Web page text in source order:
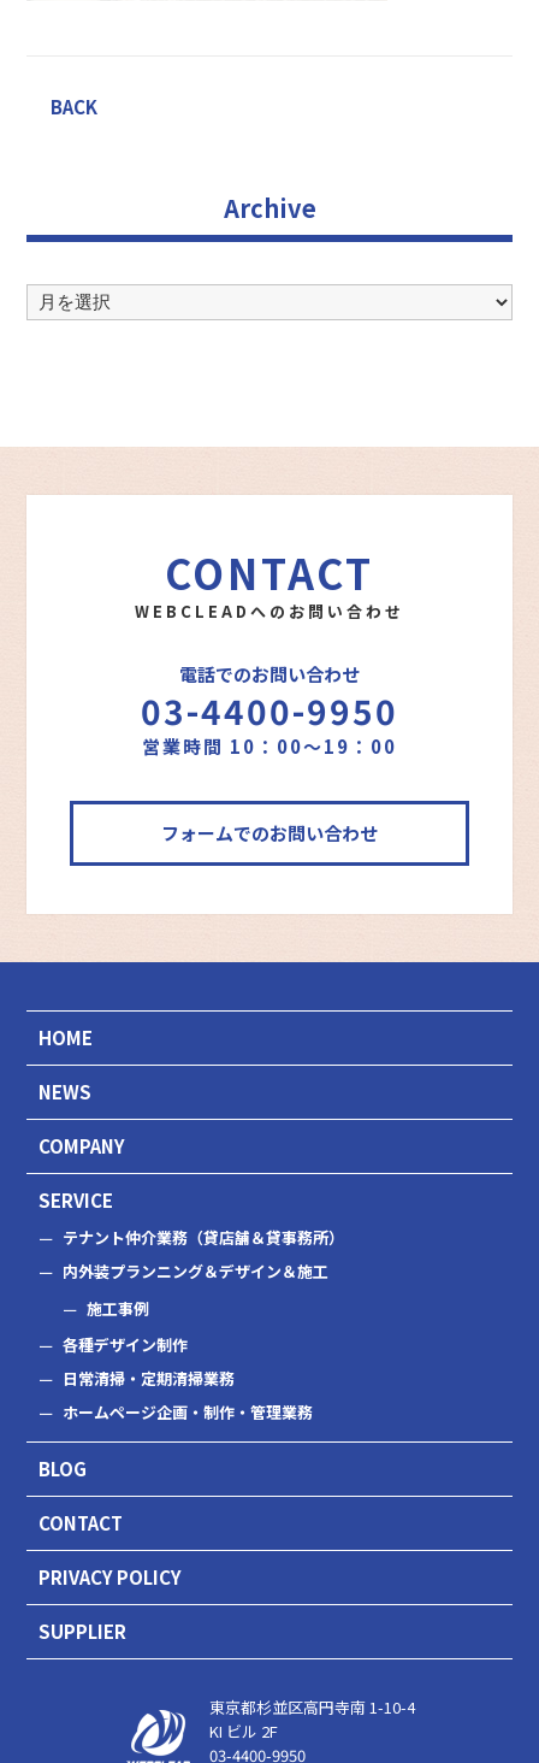
BACK
Archive
Archive
CONTACT
WEBCLEADへのお問い合わせ
電話でのお問い合わせ
03-4400-9950
営業時間 10：00～19：00
フォームでのお問い合わせ
HOME
NEWS
COMPANY
SERVICE
テナント仲介業務（貸店舗＆貸事務所）
内外装プランニング＆デザイン＆施工
施工事例
各種デザイン制作
日常清掃・定期清掃業務
ホームページ企画・制作・管理業務
BLOG
CONTACT
PRIVACY POLICY
SUPPLIER
東京都杉並区高円寺南 1-10-4
KI ビル 2F
03-4400-9950